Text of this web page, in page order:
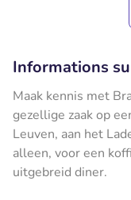
Informations
Maak kennis met
gezellige zaak op
Leuven, aan het
alleen, voor een
uitgebreid diner.